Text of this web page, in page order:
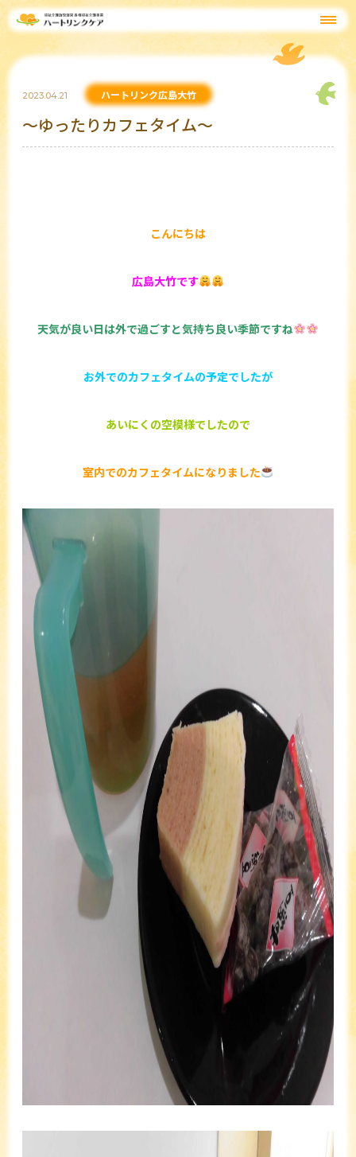
2023.04.21 ハートリンク広島大竹
～ゆったりカフェタイム～
こんにちは
広島大竹です
天気が良い日は外で過ごすと気持ち良い季節ですね
お外でのカフェタイムの予定でしたが
あいにくの空模様でしたので
室内でのカフェタイムになりました